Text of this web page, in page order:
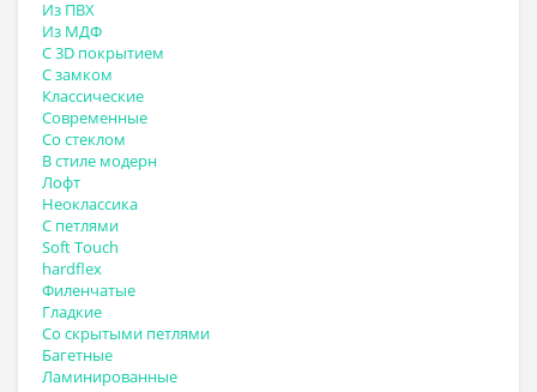
Из ПВХ
Из МДФ
С 3D покрытием
С замком
Классические
Современные
Со стеклом
В стиле модерн
Лофт
Неоклассика
С петлями
Soft Touch
hardflex
Филенчатые
Гладкие
Со скрытыми петлями
Багетные
Ламинированные